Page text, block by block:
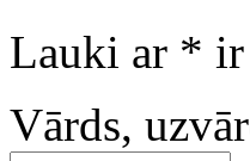
Lauki ar *
Vārds,